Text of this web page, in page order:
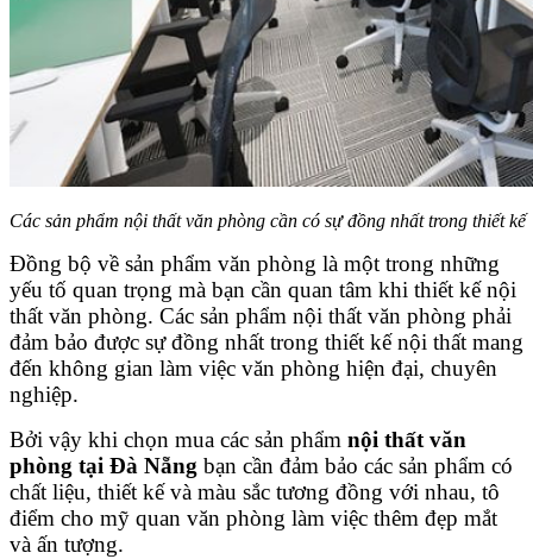
Các sản phẩm nội thất văn phòng cần có sự đồng nhất trong thiết kế
Đồng bộ về sản phẩm văn phòng là một trong những
yếu tố quan trọng mà bạn cần quan tâm khi thiết kế nội
thất văn phòng. Các sản phẩm nội thất văn phòng phải
đảm bảo được sự đồng nhất trong thiết kế nội thất mang
đến không gian làm việc văn phòng hiện đại, chuyên
nghiệp.
Bởi vậy khi chọn mua các sản phẩm nội thất văn
phòng tại Đà Nẵng bạn cần đảm bảo các sản phẩm có
chất liệu, thiết kế và màu sắc tương đồng với nhau, tô
điểm cho mỹ quan văn phòng làm việc thêm đẹp mắt
và ấn tượng.